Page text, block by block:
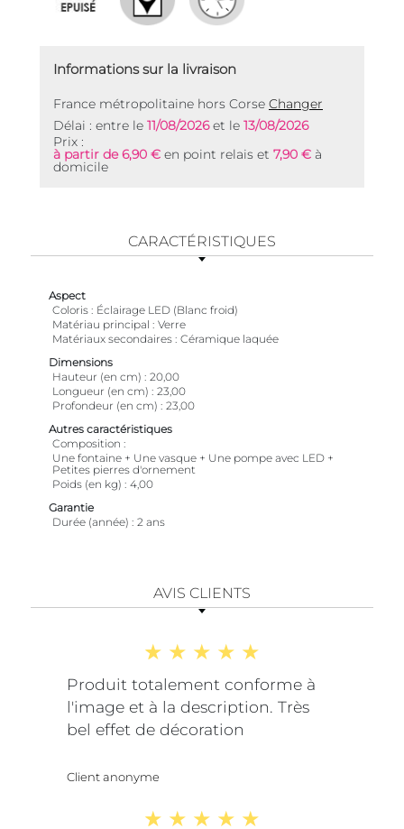
Informations sur la livraison
France métropolitaine hors Corse Changer
Délai : entre le 11/08/2026et le 13/08/2026
Prix :
à partir de 6,90 € en point relais et 7,90 € à
domicile
CARACTÉRISTIQUES
Aspect
Coloris
Éclairage LED (Blanc froid)
Matériau principal
Verre
Matériaux secondaires Céramique laquée
Dimensions
Hauteur (en cm)
20,00
Longueur (en cm)
23,00
Profondeur (en cm)
23,00
Autres caractéristiques
Composition
Une fontaine + Une vasque + Une pompe avec LED +
Petites pierres d'ornement
Poids (en kg)
4,00
Garantie
Durée (année)
2 ans
AVIS CLIENTS
Produit totalement conforme à
l'image et à la description. Très
bel effet de décoration
Client anonyme